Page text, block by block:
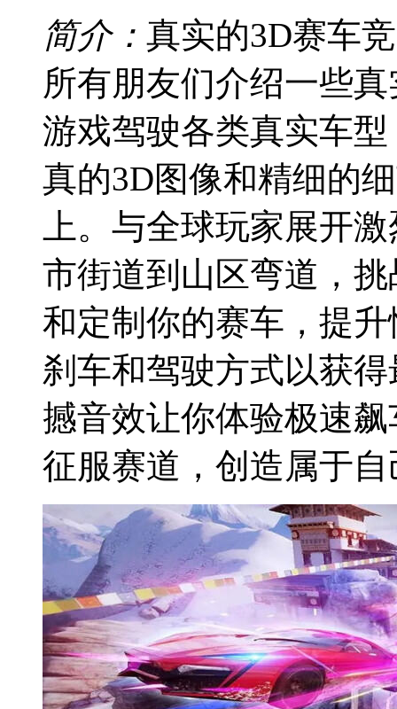
简介： 真实的3D赛车
所有朋友们介绍一些
游戏驾驶各类真实车
真的3D图像和精细的
上。与全球玩家展开
市街道到山区弯道，
和定制你的赛车，提
刹车和驾驶方式以获
撼音效让你体验极速
征服赛道，创造属于